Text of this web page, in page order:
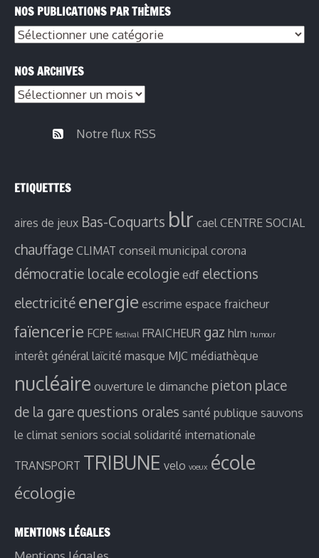
NOS PUBLICATIONS PAR THÈMES
Nos
par
thèmes
NOS ARCHIVES
Nos
Notre flux RSS
ETIQUETTES
aires de jeux Bas-Coquarts blr cael CENTRE SOCIAL
chauffage CLIMAT conseil municipal corona
démocratie locale ecologie edf elections
electricité energie escrime espace fraicheur
faïencerie FCPE festival FRAICHEUR gaz hlm humour
interêt général laïcité masque MJC médiathèque
nucléaire ouverture le dimanche pieton place
de la gare questions orales santé publique sauvons
le climat seniors social solidarité internationale
TRANSPORT TRIBUNE velo voeux école
écologie
MENTIONS LÉGALES